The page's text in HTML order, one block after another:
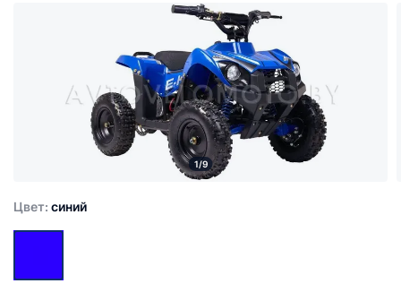
1/9
Цвет: синий